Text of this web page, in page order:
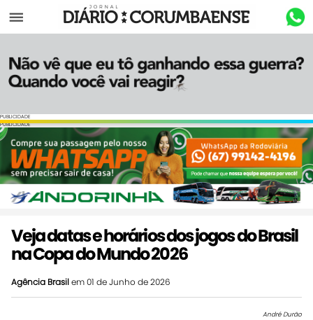
Menu
PUBLICIDADE
PUBLICIDADE
Veja datas e horários dos jogos do Brasil
na Copa do Mundo 2026
Agência Brasilem 01 de Junho de 2026
André Durão